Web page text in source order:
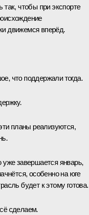
так, чтобы при экспорте
движемся вперёд.
что поддержали тогда.
планы реализуются,
уже завершается январь,
особенно на юге
будет к этому готова.
сделаем.